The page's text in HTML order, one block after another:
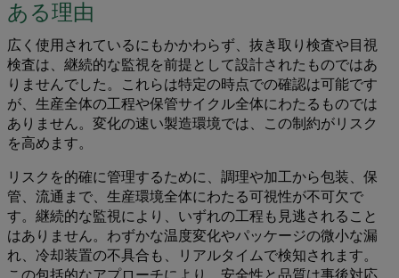
ある理由
広く使用されているにもかかわらず、抜き取り検査や目視
検査は、継続的な監視を前提として設計されたものではあ
りませんでした。これらは特定の時点での確認は可能です
が、生産全体の工程や保管サイクル全体にわたるものでは
ありません。変化の速い製造環境では、この制約がリスク
を高めます。
リスクを的確に管理するために、調理や加工から包装、保
管、流通まで、生産環境全体にわたる可視性が不可欠で
す。継続的な監視により、いずれの工程も見逃されること
はありません。わずかな温度変化やパッケージの微小な漏
れ、冷却装置の不具合も、リアルタイムで検知されます。
この包括的なアプローチにより、安全性と品質は事後対応